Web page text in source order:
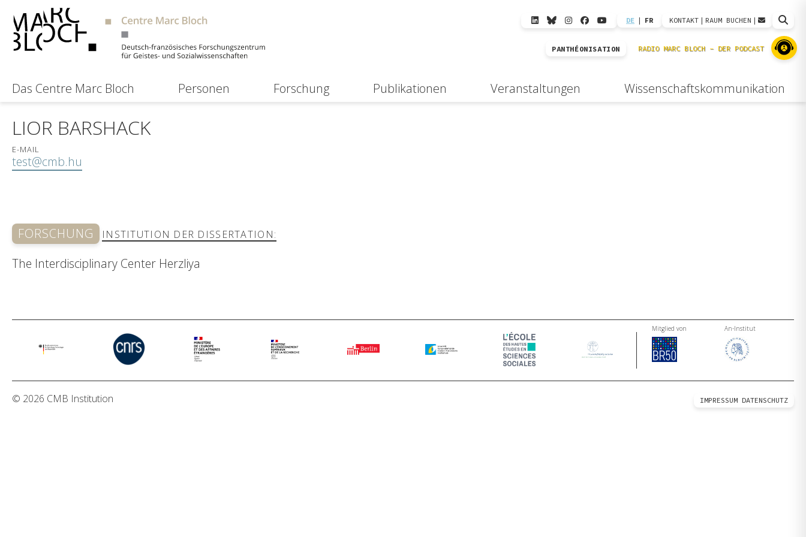
DE | FR KONTAKT | RAUM BUCHEN |
PANTHÉONISATION
Das Centre Marc Bloch Personen Forschung Publikationen Veranstaltungen Wissenschaftskommunikation
LIOR BARSHACK
E-MAIL
test@cmb.hu
FORSCHUNG INSTITUTION DER DISSERTATION:
The Interdisciplinary Center Herzliya
Mitglied von An-Institut
© 2026 CMB Institution IMPRESSUM DATENSCHUTZ